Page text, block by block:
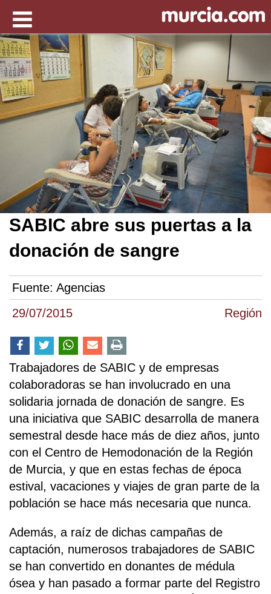
29/07/2015 Región
SABIC abre sus puertas a la
donación de sangre
Fuente: Agencias
Trabajadores de SABIC y de empresas
colaboradoras se han involucrado en una
solidaria jornada de donación de sangre. Es
una iniciativa que SABIC desarrolla de manera
semestral desde hace más de diez años, junto
con el Centro de Hemodonación de la Región
de Murcia, y que en estas fechas de época
estival, vacaciones y viajes de gran parte de la
población se hace más necesaria que nunca.
Además, a raíz de dichas campañas de
captación, numerosos trabajadores de SABIC
se han convertido en donantes de médula
ósea y han pasado a formar parte del Registro